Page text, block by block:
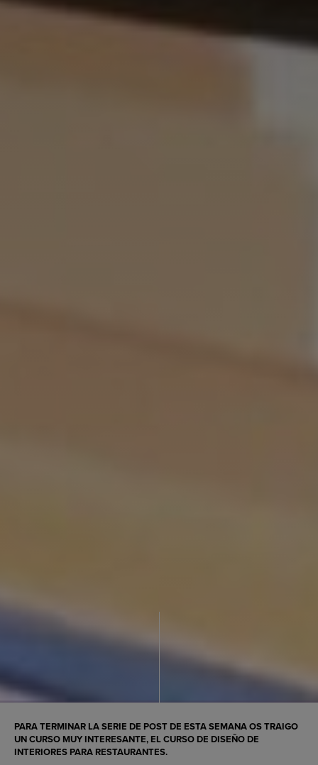
PARA TERMINAR LA SERIE DE POST DE ESTA SEMANA OS TRAIGO
UN CURSO MUY INTERESANTE, EL CURSO DE DISEÑO DE
INTERIORES PARA RESTAURANTES.